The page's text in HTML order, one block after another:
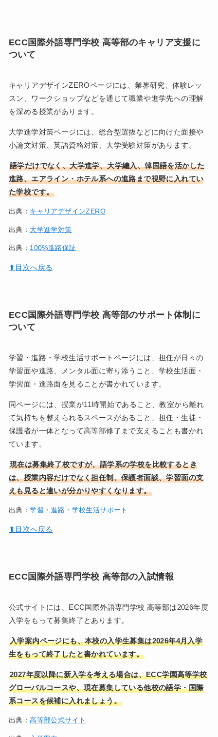
ECC国際外語専門学校 高等部のキャリア支援に
ついて
キャリアデザインZEROページには、業界研究、体験レッ
スン、ワークショップなどを通じて職業や進学先への理解
を深める授業があります。
大学進学対策ページには、総合型選抜などに向けた面接や
小論文対策、英語資格対策、大学受験対策があります。
語学だけでなく、大学進学、大学編入、韓国語を活かした
進路、エアライン・ホテル系への進路まで視野に入れてい
た学校です。
出典： キャリアデザインZERO
出典： 大学進学対策
出典： 100%進路保証
⬆︎目次へ戻る
ECC国際外語専門学校 高等部のサポート体制に
ついて
学習・進路・学校生活サポートページには、担任が日々の
学習面や進路、メンタル面に寄り添うこと、学校生活面・
学習面・進路面を見ることが書かれています。
同ページには、授業が11時開始であること、教室から離れ
て気持ちを整えられるスペースがあること、担任・生徒・
保護者が一体となって高等部修了まで支えることも書かれ
ています。
現在は募集終了校ですが、語学系の学校を比較するとき
は、授業内容だけでなく担任制、保護者面談、学習面の支
えも見ると違いが分かりやすくなります。
出典：学習・進路・学校生活サポート
⬆︎目次へ戻る
ECC国際外語専門学校 高等部の入試情報
公式サイトには、ECC国際外語専門学校 高等部は2026年度
入学をもって募集終了とあります。
入学案内ページにも、本校の入学生募集は2026年4月入学
生をもって終了したと書かれています。
2027年度以降に新入学を考える場合は、ECC学園高等学校
グローバルコースや、現在募集している他校の語学・国際
系コースを候補に入れましょう。
出典：高等部公式サイト